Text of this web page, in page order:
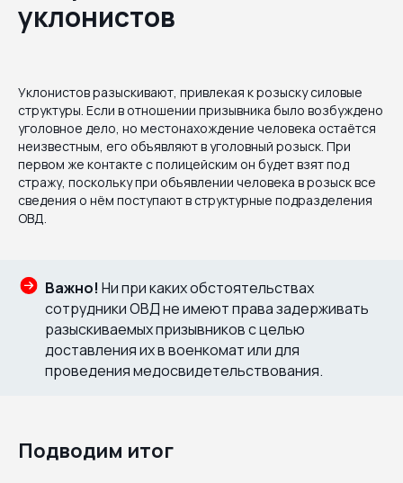
уклонистов
Уклонистов разыскивают, привлекая к розыску силовые
структуры. Если в отношении призывника было возбуждено
уголовное дело, но местонахождение человека остаётся
неизвестным, его объявляют в уголовный розыск. При
первом же контакте с полицейским он будет взят под
стражу, поскольку при объявлении человека в розыск все
сведения о нём поступают в структурные подразделения
ОВД.
Важно! Ни при каких обстоятельствах
сотрудники ОВД не имеют права задерживать
разыскиваемых призывников с целью
доставления их в военкомат или для
проведения медосвидетельствования.
Подводим итог